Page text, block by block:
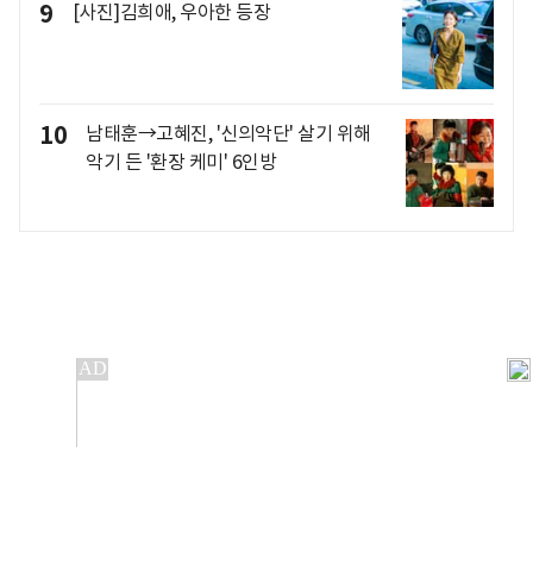
9 [사진]김희애, 우아한 등장
10
남태훈→고혜진, '신의악단' 살기 위해
악기 든 '환장 케미' 6인방